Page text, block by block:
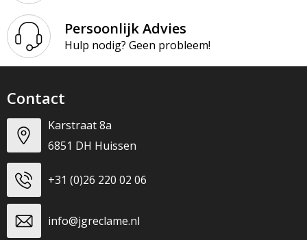
Persoonlijk Advies
Hulp nodig? Geen probleem!
Contact
Karstraat 8a
6851 DH Huissen
+31 (0)26 220 02 06
info@jgreclame.nl